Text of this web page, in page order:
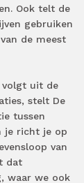
Ook telt de
gebruiken
de meest
volgt uit de
stelt De
tussen
je richt je op
van
dat
waar we ook